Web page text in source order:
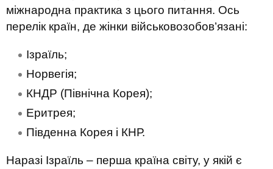
міжнародна практика з цього питання. Ось
перелік країн, де жінки військовозобов’язані:
Ізраїль;
Норвегія;
КНДР (Північна Корея);
Еритрея;
Південна Корея і КНР.
Наразі Ізраїль – перша країна світу, у якій є